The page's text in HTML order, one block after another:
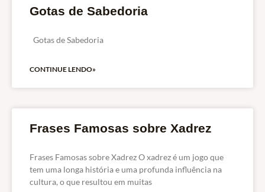
Gotas de Sabedoria
Gotas de Sabedoria
CONTINUE LENDO»
Frases Famosas sobre Xadrez
Frases Famosas sobre Xadrez O xadrez é um jogo que
tem uma longa história e uma profunda influência na
cultura, o que resultou em muitas